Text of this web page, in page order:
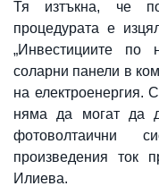
Тя изтъкна, че
процедурата е
„Инвестициите по
соларни панели в
на електроенергия.
няма да могат да
фотоволтаични
произведения ток
Илиева.